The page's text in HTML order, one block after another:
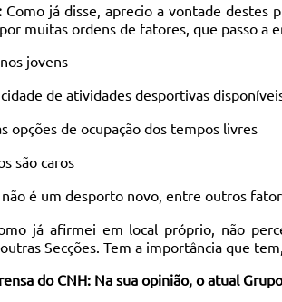
Como já disse, aprecio a vontade
muitas ordens de fatores, que passo a
jovens
de atividades desportivas
opções de ocupação dos tempos livres
são caros
é um desporto novo, entre outros
já afirmei em local próprio, não
Secções. Tem a importância que
do CNH: Na sua opinião, o atual